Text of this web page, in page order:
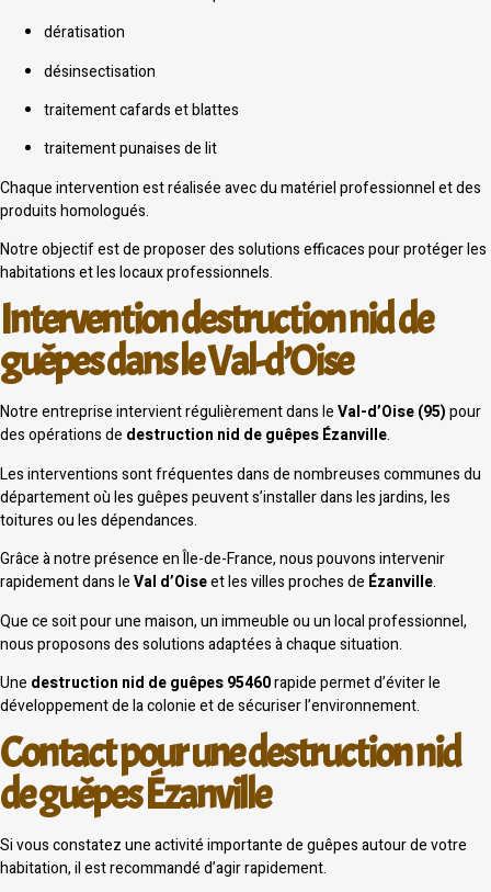
dératisation
désinsectisation
traitement cafards et blattes
traitement punaises de lit
Chaque intervention est réalisée avec du matériel professionnel et des
produits homologués.
Notre objectif est de proposer des solutions efficaces pour protéger les
habitations et les locaux professionnels.
Intervention destruction nid de
guêpes dans le Val-d’Oise
Notre entreprise intervient régulièrement dans leVal-d’Oise (95)pour
des opérations de destruction nid de guêpes Ézanville.
Les interventions sont fréquentes dans de nombreuses communes du
département où les guêpes peuvent s’installer dans les jardins, les
toitures ou les dépendances.
Grâce à notre présence en Île-de-France, nous pouvons intervenir
rapidement dans leVal d’Oiseet les villes proches de Ézanville.
Que ce soit pour une maison, un immeuble ou un local professionnel,
nous proposons des solutions adaptées à chaque situation.
Une destruction nid de guêpes 95460rapide permet d’éviter le
développement de la colonie et de sécuriser l’environnement.
Contact pour une destruction nid
de guêpes Ézanville
Si vous constatez une activité importante de guêpes autour de votre
habitation, il est recommandé d’agir rapidement.